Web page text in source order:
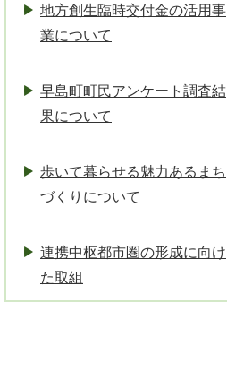
地方創生臨時交付金の活用事
業について
早島町町民アンケート調査結
果について
歩いて暮らせる魅力あるまち
づくりについて
連携中枢都市圏の形成に向け
た取組